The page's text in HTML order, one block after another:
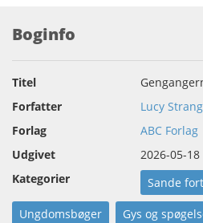
Boginfo
Titel
Forfatter
Lucy
Forlag
ABC Forlag
Udgivet
2026-05-18
Kategorier
Sande
Ungdomsbøger Gys og